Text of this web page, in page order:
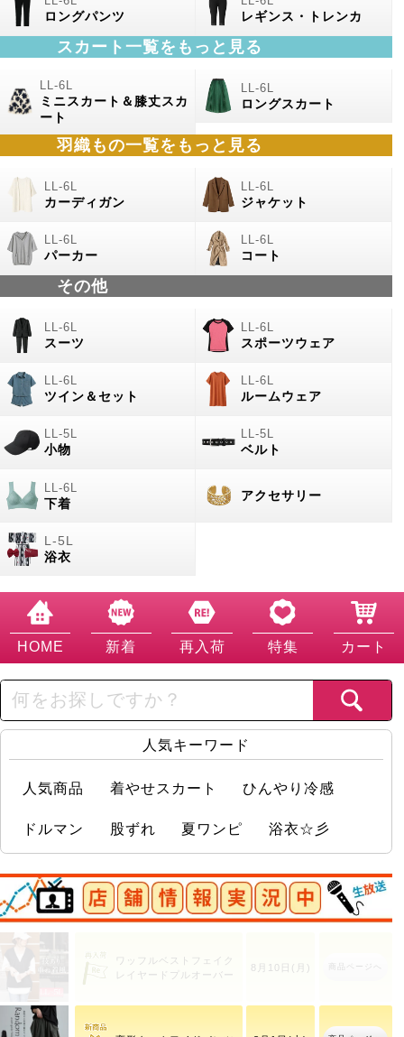
ロングパンツ レギンス・トレンカ
スカート一覧をもっと見る
ミニスカート＆膝丈スカ
ート
ロングスカート
羽織もの一覧をもっと見る
カーディガン ジャケット
パーカー コート
その他
スーツ スポーツウェア
ツイン＆セット ルームウェア
小物 ベルト
下着
アクセサリー
浴衣
HOME 新着 再入荷 特集 カート
人気キーワード
人気商品 着やせスカート ひんやり冷感
ドルマン 股ずれ 夏ワンピ 浴衣☆彡
店舗情報実況中
ワッフルベストフェイク
レイヤードプルオーバー
8月10日(月) 商品ページへ